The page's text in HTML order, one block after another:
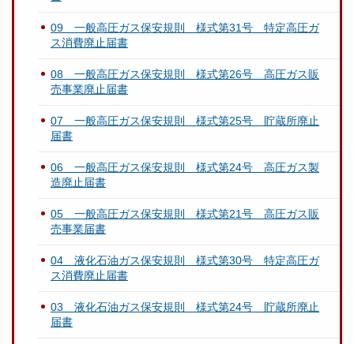
09 一般高圧ガス保安規則 様式第31号 特定高圧ガ
ス消費廃止届書
08 一般高圧ガス保安規則 様式第26号 高圧ガス販
売事業廃止届書
07 一般高圧ガス保安規則 様式第25号 貯蔵所廃止
届書
06 一般高圧ガス保安規則 様式第24号 高圧ガス製
造廃止届書
05 一般高圧ガス保安規則 様式第21号 高圧ガス販
売事業届書
04 液化石油ガス保安規則 様式第30号 特定高圧ガ
ス消費廃止届書
03 液化石油ガス保安規則 様式第24号 貯蔵所廃止
届書